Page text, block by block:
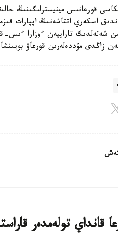
قورعانىس مينيسترلىگىنىڭ
اسكەري اتتاشەنىڭ اپپارات
شەتەلدىك تاراپپەن ءوزارا ءىس-
زاڭدى مۇددەلەرىن قورعاۋ
قانداي تولەمدەر